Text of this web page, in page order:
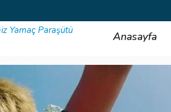
Anasayfa